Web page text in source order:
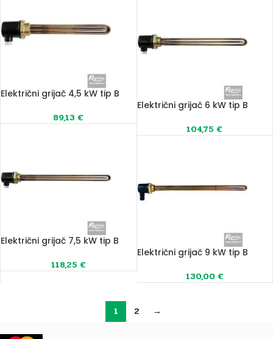
Električni grijač 4,5 kW tip B
89,13 €
Električni grijač 6 kW tip B
104,75 €
Električni grijač 7,5 kW tip B
118,25 €
Električni grijač 9 kW tip B
130,00 €
1 2 →